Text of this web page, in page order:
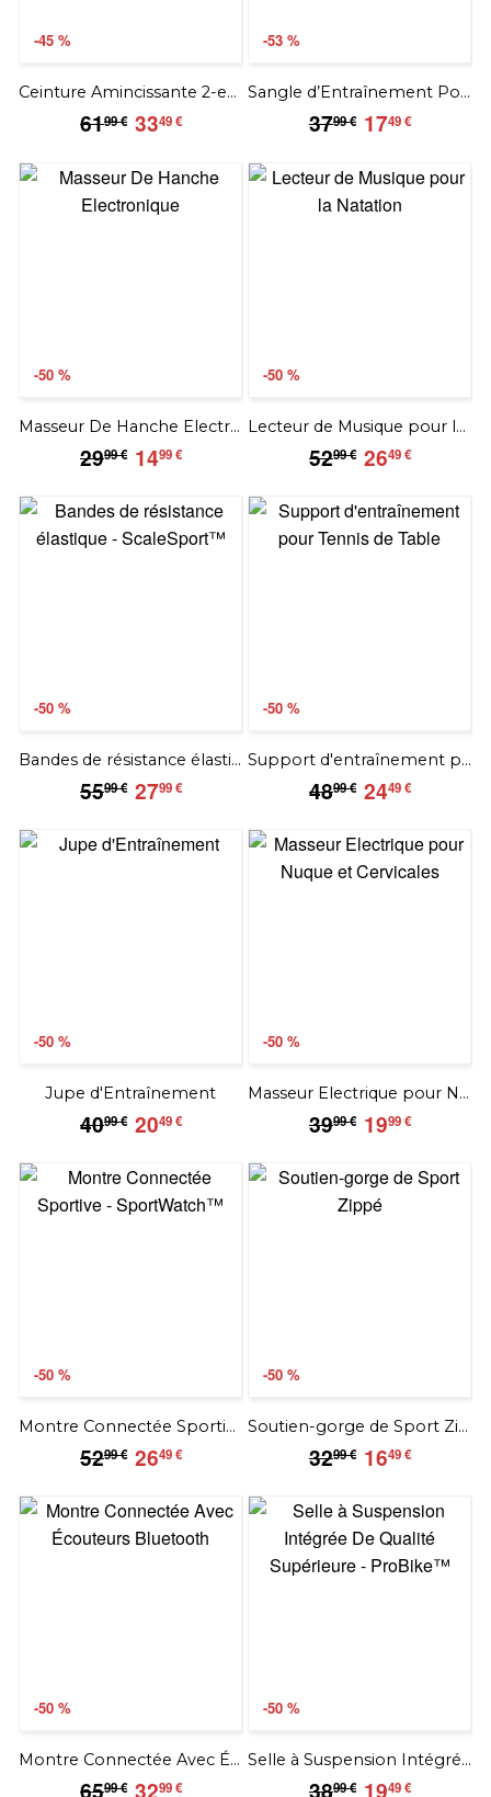
-45 %
Ceinture Amincissante 2-en-1
6199 €61.99
3349 €33.49
-53 %
Sangle d’Entraînement Pour La Souplesse
3799 €37.99
1749 €17.49
-50 %
Masseur De Hanche Electronique
2999 €29.99
€
1499 €14.99
-50 %
Lecteur de Musique pour la Natation
5299 €52.99
€
2649 €26.49
-50 %
Bandes de résistance élastique - HomeSport
5599 €55.99
€
2799 €27.99
-50 %
Support d'entraînement pour Tennis de Table
4899 €48.99
€
2449 €24.49
-50 %
Jupe d'Entraînement
4099 €40.99
€
2049 €20.49
-50 %
Masseur Electrique pour Nuque
3999 €39.99
€
1999 €19.99
-50 %
Montre Connectée Sportive - SportWatch™
5299 €52.99
2649 €26.49
-50 %
Soutien-gorge de Sport Zippé
3299 €32.99
1649 €16.49
-50 %
Montre Connectée Avec Écouteurs Bluetooth
6599 €65.99
3299 €32.99
-50 %
Selle à Suspension Intégrée De Qualité Supérieure - ProBike™
3899 €38.99
1949 €19.49